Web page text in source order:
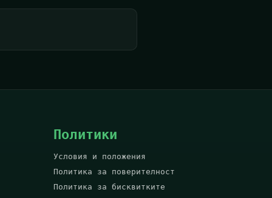
Политики
Условия и положения
Политика за поверителност
Политика за бисквитките